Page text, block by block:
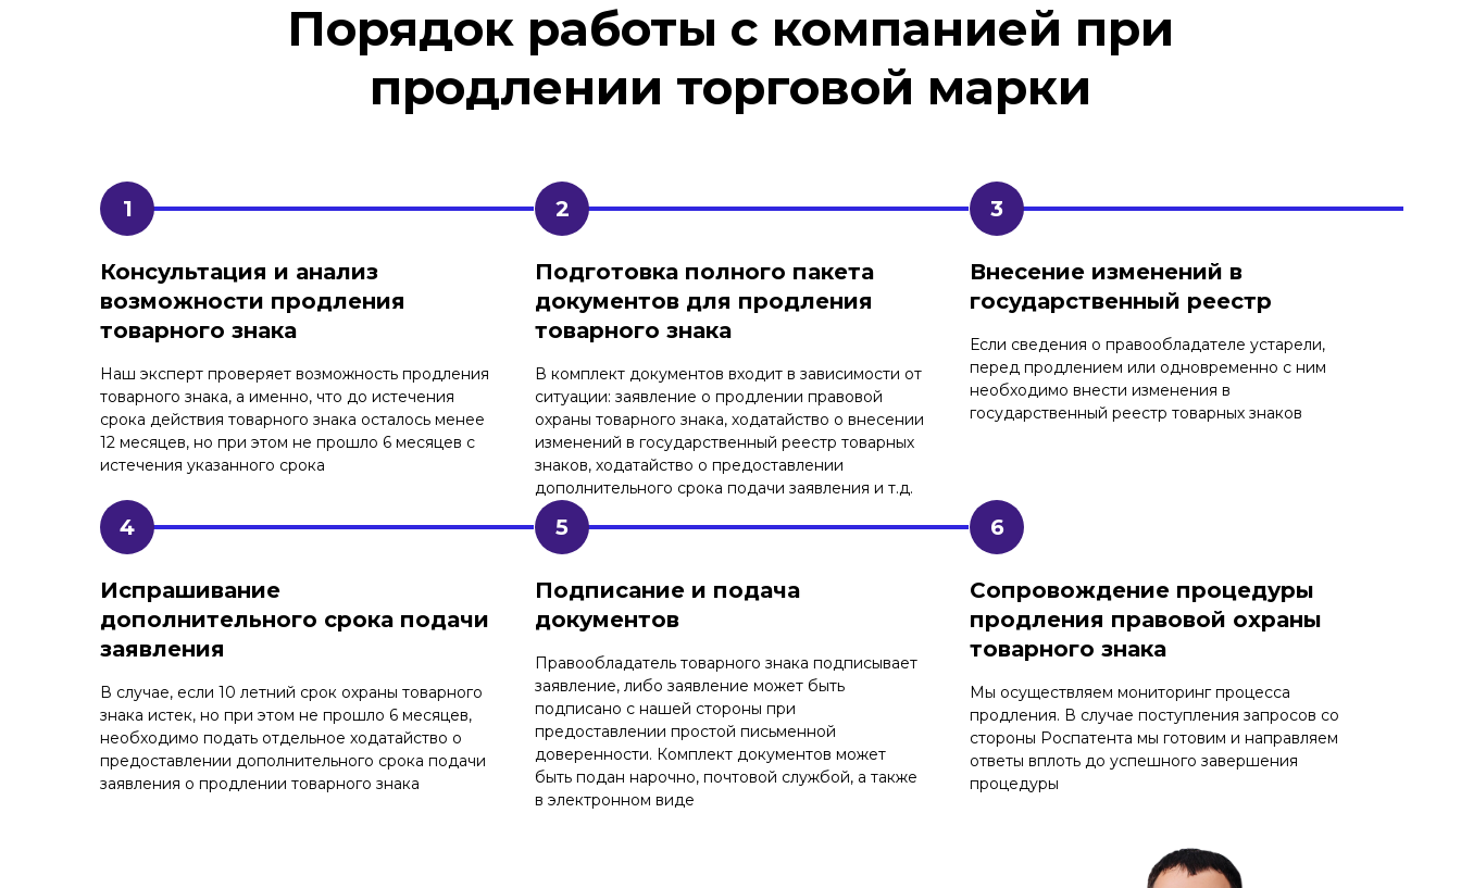
Порядок работы с компанией при
продлении торговой марки
Консультация и анализ
возможности продления
товарного знака
Наш эксперт проверяет возможность продления
товарного знака, а именно, что до истечения
срока действия товарного знака осталось менее
12 месяцев, но при этом не прошло 6 месяцев с
истечения указанного срока
Подготовка полного пакета
документов для продления
товарного знака
В комплект документов входит в зависимости от
ситуации: заявление о продлении правовой
охраны товарного знака, ходатайство о внесении
изменений в государственный реестр товарных
знаков, ходатайство о предоставлении
дополнительного срока подачи заявления и т.д.
Внесение изменений в
государственный реестр
Если сведения о правообладателе устарели,
перед продлением или одновременно с ним
необходимо внести изменения в
государственный реестр товарных знаков
Испрашивание
дополнительного срока подачи
заявления
В случае, если 10 летний срок охраны товарного
знака истек, но при этом не прошло 6 месяцев,
необходимо подать отдельное ходатайство о
предоставлении дополнительного срока подачи
заявления о продлении товарного знака
Подписание и подача
документов
Правообладатель товарного знака подписывает
заявление, либо заявление может быть
подписано с нашей стороны при
предоставлении простой письменной
доверенности. Комплект документов может
быть подан нарочно, почтовой службой, а также
в электронном виде
Сопровождение процедуры
продления правовой охраны
товарного знака
Мы осуществляем мониторинг процесса
продления. В случае поступления запросов со
стороны Роспатента мы готовим и направляем
ответы вплоть до успешного завершения
процедуры